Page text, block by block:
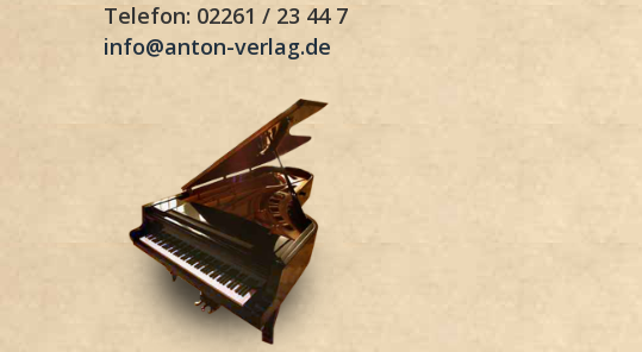
Telefon: 02261 / 23 44 7
info@anton-verlag.de